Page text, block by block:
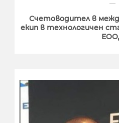
Счетоводител в
екип в технологичен